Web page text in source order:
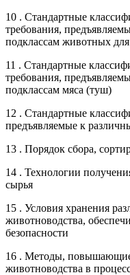
10 . Стандартные
требования,
подклассам животных
11 . Стандартные
требования,
подклассам мяса (туш)
12 . Стандартные
предъявляемые к
13 . Порядок сбора,
14 . Технологии
сырья
15 . Условия хранения
животноводства,
безопасности
16 . Методы,
животноводства в